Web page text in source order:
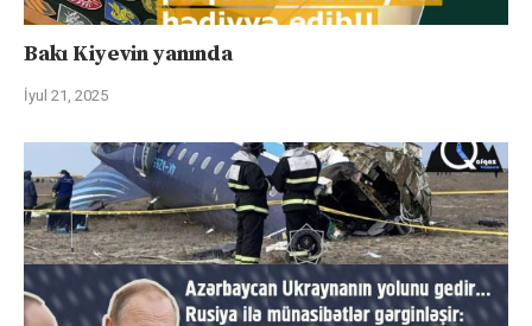
Bakı Kiyevin yanında
İyul 21, 2025